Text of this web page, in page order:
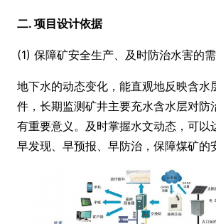
二. 项目设计依据
(1) 保障矿安全生产、及时防治水害的
地下水的动态变化，能直观地反映含水
件，长期监测矿井主要充水含水层对防
有重要意义。及时掌握水文动态，可以
早发现、早预报、早防治，保障煤矿的